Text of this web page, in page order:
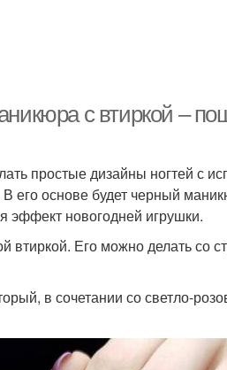
с втиркой –
простые дизайны ногтей с
его основе будет черный
эффект новогодней игрушки.
Его можно делать со
в сочетании со светло-